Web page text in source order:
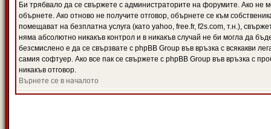
Би трябвало да се свържете с администраторите на форумите. Ако не
обърнете. Ако отново не получите отговор, обърнете се към
помещават на безплатна услуга (като yahoo, free.fr, f2s.com, т.н.),
няма абсолютно никакъв контрол и в никакъв случай не би могла да
безсмислено е да се свързвате с phpBB Group във връзка с всякакви
самия софтуер. Ако все пак се свържете с phpBB Group във връзка с
никакъв отговор.
Върнете се в началото